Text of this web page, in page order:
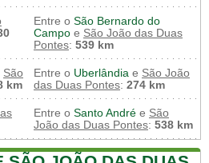
Entre o São Bernardo do
Campo e São João das Duas
Pontes: 539 km
São
km
Entre o Uberlândia e São João
das Duas Pontes: 274 km
Entre o Santo André e São
João das Duas Pontes: 538 km